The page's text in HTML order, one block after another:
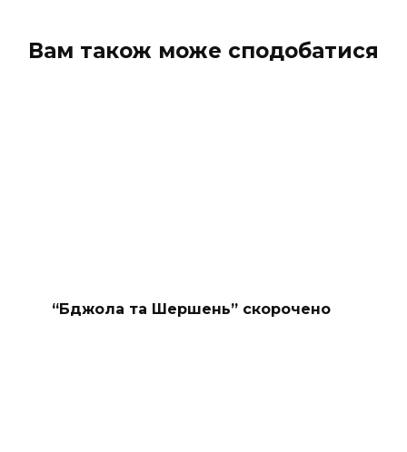
Вам також може сподобатися
“Бджола та Шершень” скорочено